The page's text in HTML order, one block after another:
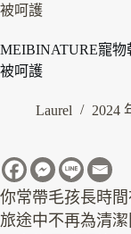
被呵護
MEIBINATURE寵物
被呵護
Laurel 2024
你常帶毛孩長時
旅途中不再為清